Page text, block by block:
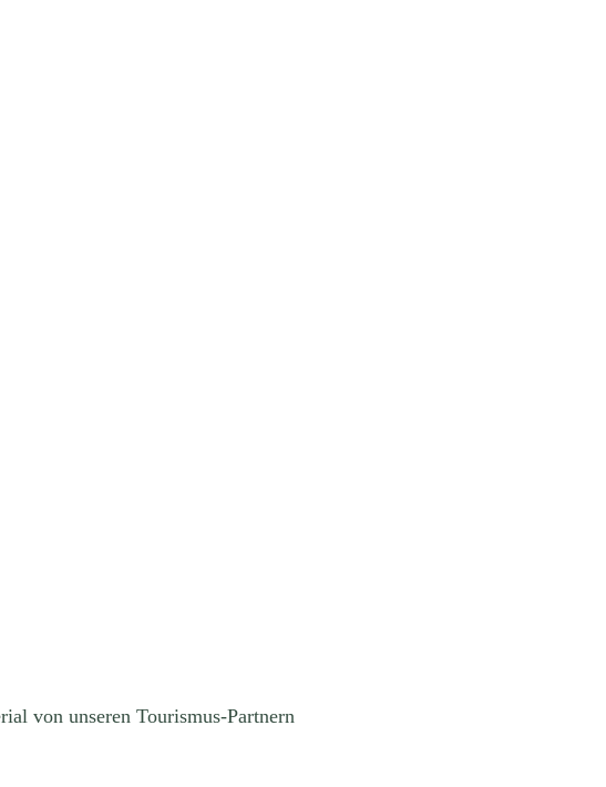
von unseren Tourismus-Partnern